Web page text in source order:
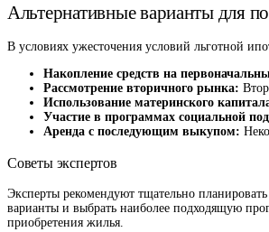
Альтернативные варианты для
В условиях ужесточения условий льготной
Накопление средств на
Рассмотрение вторичного рынка:
Использование материнского
Участие в программах социальной
Аренда с последующим выкупом:
Советы экспертов
Эксперты рекомендуют тщательно
варианты и выбрать наиболее подходящую
приобретения жилья.